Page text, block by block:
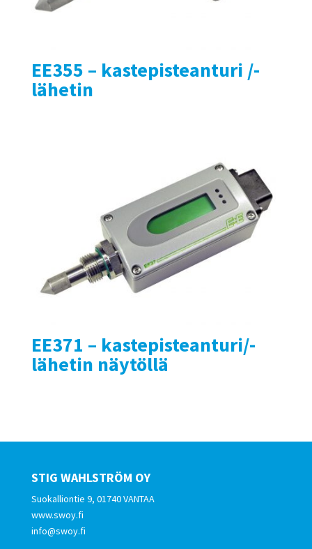
EE355 – kastepisteanturi /-
lähetin
EE371 – kastepisteanturi/-
lähetin näytöllä
STIG WAHLSTRÖM OY
Suokalliontie 9, 01740 VANTAA
www.swoy.fi
info@swoy.fi